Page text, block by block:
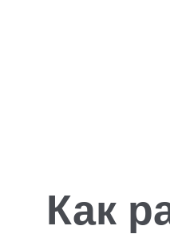
Как